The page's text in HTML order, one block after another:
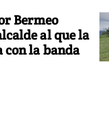
Bermeo
al que la
la banda